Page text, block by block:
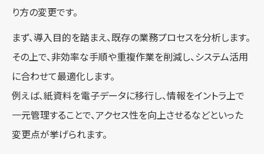
り方の変更です。
まず、導入目的を踏まえ、既存の業務プロセスを分析します。
その上で、非効率な手順や重複作業を削減し、システム活用
に合わせて最適化します。
例えば、紙資料を電子データに移行し、情報をイントラ上で
一元管理することで、アクセス性を向上させるなどといった
変更点が挙げられます。